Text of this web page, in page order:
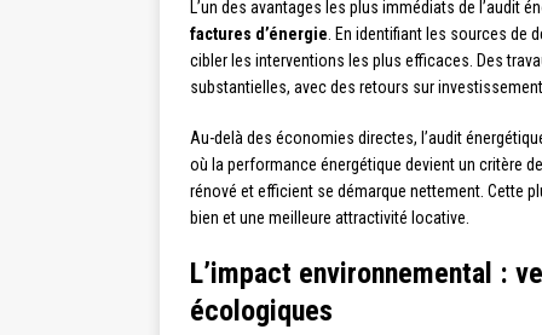
L’un des avantages les plus immédiats de l’audit
factures d’énergie . En identifiant les sources
cibler les interventions les plus efficaces. Des
substantielles, avec des retours sur
Au-delà des économies directes, l’audit
où la performance énergétique devient un critère
rénové et efficient se démarque nettement. Cette
bien et une meilleure attractivité locative.
L’impact environnemental :
écologiques